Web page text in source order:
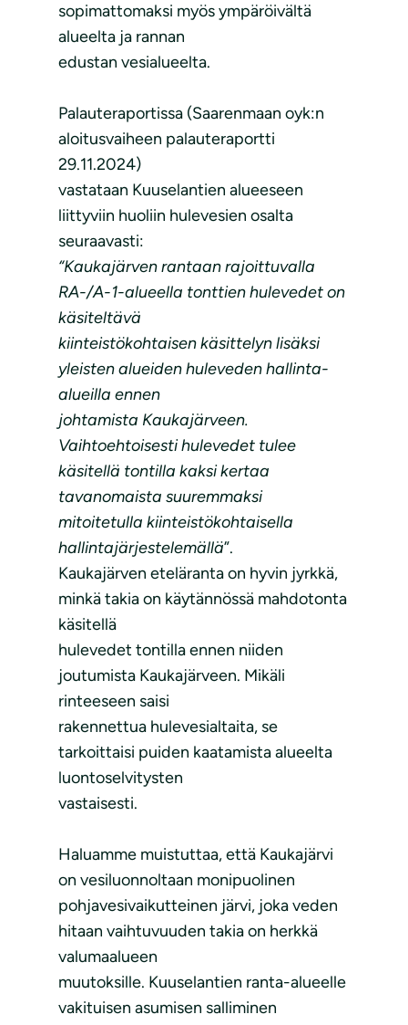
sopimattomaksi myös ympäröivältä
alueelta ja rannan
edustan vesialueelta.
Palauteraportissa (Saarenmaan oyk:n
aloitusvaiheen palauteraportti
29.11.2024)
vastataan Kuuselantien alueeseen
liittyviin huoliin hulevesien osalta
seuraavasti:
“Kaukajärven rantaan rajoittuvalla
RA-/A-1-alueella tonttien hulevedet on
käsiteltävä
kiinteistökohtaisen käsittelyn lisäksi
yleisten alueiden huleveden hallinta-
alueilla ennen
johtamista Kaukajärveen.
Vaihtoehtoisesti hulevedet tulee
käsitellä tontilla kaksi kertaa
tavanomaista suuremmaksi
mitoitetulla kiinteistökohtaisella
hallintajärjestelemällä”.
Kaukajärven eteläranta on hyvin jyrkkä,
minkä takia on käytännössä mahdotonta
käsitellä
hulevedet tontilla ennen niiden
joutumista Kaukajärveen. Mikäli
rinteeseen saisi
rakennettua hulevesialtaita, se
tarkoittaisi puiden kaatamista alueelta
luontoselvitysten
vastaisesti.
Haluamme muistuttaa, että Kaukajärvi
on vesiluonnoltaan monipuolinen
pohjavesivaikutteinen järvi, joka veden
hitaan vaihtuvuuden takia on herkkä
valumaalueen
muutoksille. Kuuselantien ranta-alueelle
vakituisen asumisen salliminen